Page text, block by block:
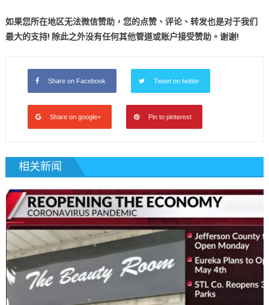
如果您所在地区无法微信赞助，您的点赞、评论、转发也是对于我们
最大的支持! 除此之外没有任何其他管道或账户接受赞助。谢谢!
Share on Facebook Tweet on twitter
Share on google+ Pin to pinterest
相关新闻